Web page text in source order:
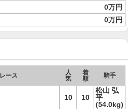
0万円
0万円
レース
人
気
着
順
騎手
10 10
松山 弘
平
(54.0kg)